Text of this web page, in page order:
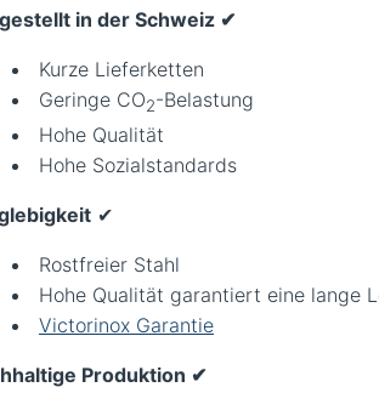
in der Schweiz ✔︎
Kurze Lieferketten
Geringe CO2-Belastung
Hohe Qualität
Hohe Sozialstandards
✔︎
Rostfreier Stahl
Hohe Qualität garantiert eine lange
Victorinox Garantie
Produktion ✔︎